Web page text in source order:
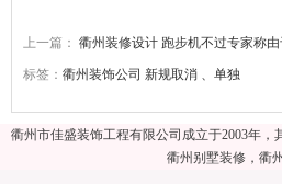
上一篇： 衢州装修设计 跑步机不过专家称
标签： 衢州装饰公司 新规取消 、单独
衢州市佳盛装饰工程有限公司成立于2003年
衢州别墅装修，衢